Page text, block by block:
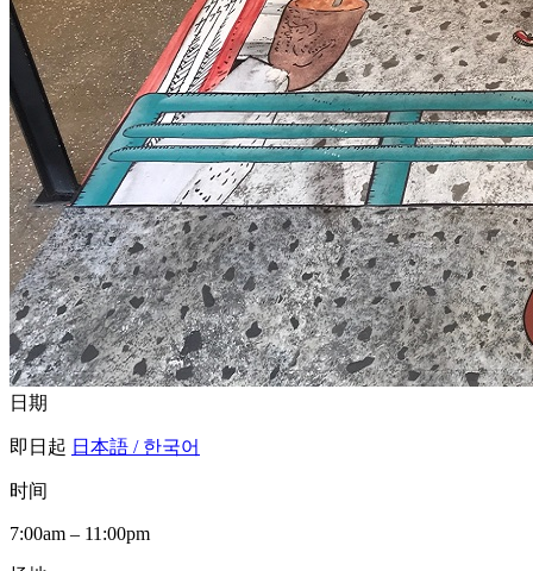
日期
即日起 日本語 / 한국어
时间
7:00am – 11:00pm